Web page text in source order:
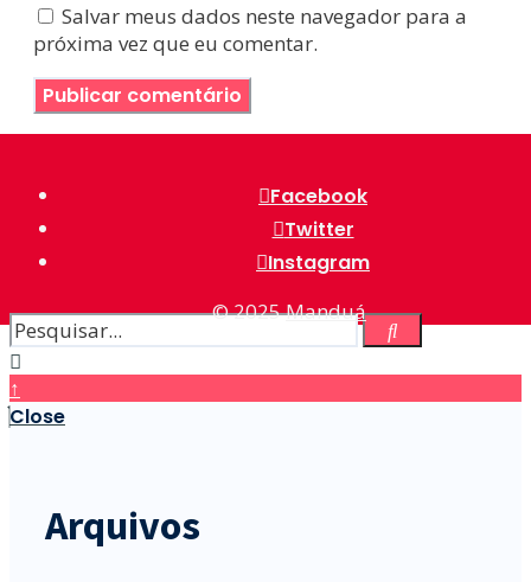
Salvar meus dados neste navegador para a
próxima vez que eu comentar.
Facebook
Twitter
Instagram
© 2025Manduá
↑
Close
Arquivos